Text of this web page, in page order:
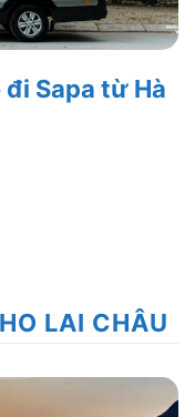
Sapa từ Hà
LAI CHÂU